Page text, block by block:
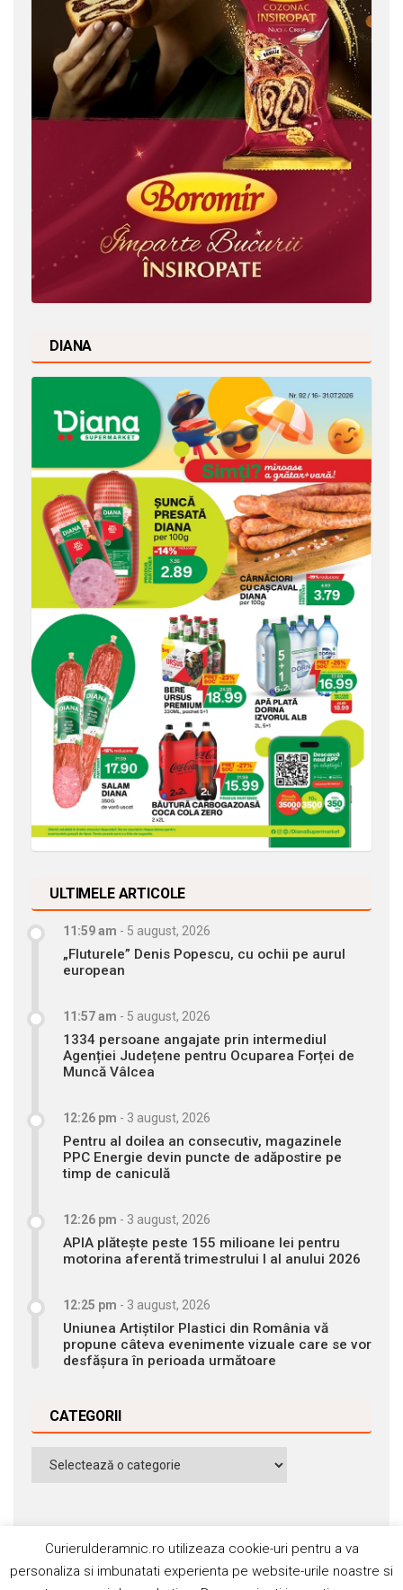
DIANA
ULTIMELE ARTICOLE
11:59 am - 5 august, 2026
„Fluturele” Denis Popescu, cu ochii pe aurul
european
11:57 am - 5 august, 2026
1334 persoane angajate prin intermediul
Agenției Județene pentru Ocuparea Forței de
Muncă Vâlcea
12:26 pm - 3 august, 2026
Pentru al doilea an consecutiv, magazinele
PPC Energie devin puncte de adăpostire pe
timp de caniculă
12:26 pm - 3 august, 2026
APIA plătește peste 155 milioane lei pentru
motorina aferentă trimestrului I al anului 2026
12:25 pm - 3 august, 2026
Uniunea Artiștilor Plastici din România vă
propune câteva evenimente vizuale care se vor
desfășura în perioada următoare
CATEGORII
Categorii
Curierulderamnic.ro utilizeaza cookie-uri pentru a va
personaliza si imbunatati experienta pe website-urile noastre si